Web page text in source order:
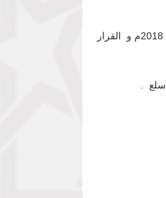
عملاً بسلطات محافظ بنك السودان المركزي بموجب المادة (20) من لائحة تنظيم التعامل بالنقد لسنة 2013م ، وبالاشارة الى قرار وزارة الصناعة والتجارة رقم (3) لسنة 2018م و القرار